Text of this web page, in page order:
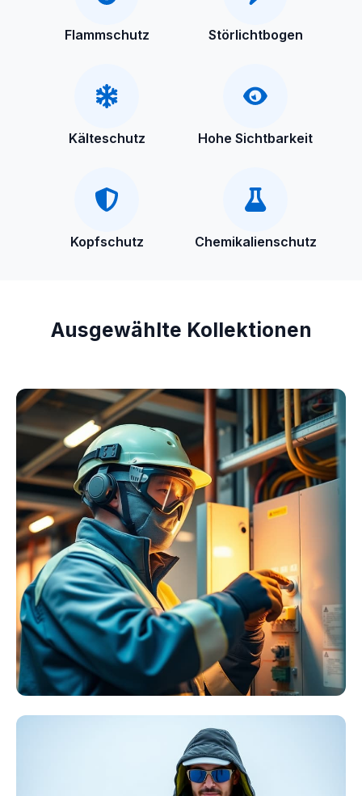
Flammschutz Störlichtbogen
Kälteschutz Hohe Sichtbarkeit
Kopfschutz Chemikalienschutz
Ausgewählte Kollektionen
Störlichtbogen
Komplett-Sets